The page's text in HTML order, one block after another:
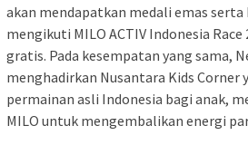
akan mendapatkan medali emas
mengikuti MILO ACTIV Indonesia Race
gratis. Pada kesempatan yang sama,
menghadirkan Nusantara Kids Corner
permainan asli Indonesia bagi anak,
MILO untuk mengembalikan energi